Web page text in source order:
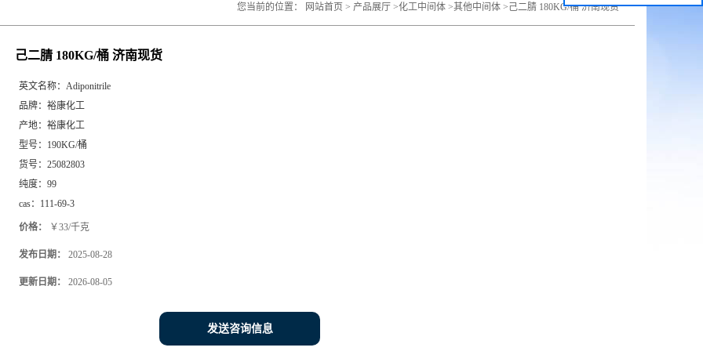
您当前的位置： 网站首页 > 产品展厅 >化工中间体 >其他中间体 >己二腈 180KG/桶 济南现货
己二腈 180KG/桶 济南现货
英文名称： Adiponitrile
品牌： 裕康化工
产地： 裕康化工
型号： 190KG/桶
货号： 25082803
纯度： 99
cas： 111-69-3
价格： ￥33/千克
发布日期： 2025-08-28
更新日期： 2026-08-05
发送咨询信息